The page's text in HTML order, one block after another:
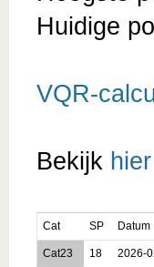
Huidige
VQR-
Bekijk hier
Cat
SP Datum
Cat23 18 2026-